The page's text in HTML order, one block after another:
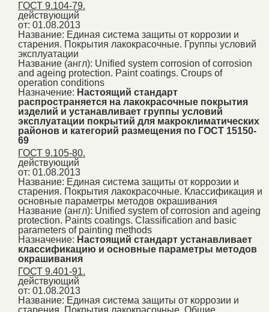
ГОСТ 9.104-79.
действующий
от: 01.08.2013
Название: Единая система защиты от коррозии и
старения. Покрытия лакокрасочные. Группы условий
эксплуатации
Название (англ): Unified system corrosion of corrosion
and ageing protection. Paint coatings. Croups of
operation conditions
Назначение: Настоящий стандарт
распространяется на лакокрасочные покрытия
изделий и устанавливает группы условий
эксплуатации покрытий для макроклиматических
районов и категорий размещения по ГОСТ 15150-
69
ГОСТ 9.105-80.
действующий
от: 01.08.2013
Название: Единая система защиты от коррозии и
старения. Покрытия лакокрасочные. Классификация и
основные параметры методов окрашивания
Название (англ): Unified system of corrosion and ageing
protection. Paints coatings. Classification and basic
parameters of painting methods
Назначение: Настоящий стандарт устанавливает
классификацию и основные параметры методов
окрашивания
ГОСТ 9.401-91.
действующий
от: 01.08.2013
Название: Единая система защиты от коррозии и
старения. Покрытия лакокрасочные. Общие